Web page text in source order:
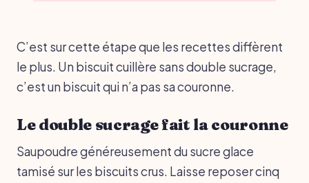
C’est sur cette étape que les recettes diffèrent
le plus. Un biscuit cuillère sans double sucrage,
c’est un biscuit qui n’a pas sa couronne.
Le double sucrage fait la couronne
Saupoudre généreusement du sucre glace
tamisé sur les biscuits crus. Laisse reposer cinq